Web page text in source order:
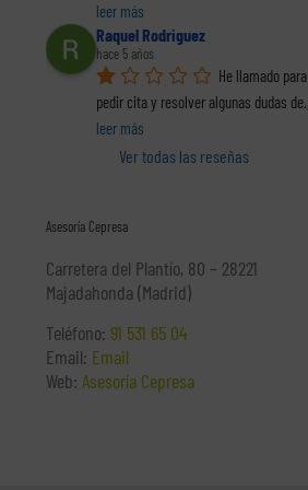
Los delitos fiscales
leer más
Raquel Rodriguez
hace 5 años
He llamado para
pedir cita y resolver algunas dudas de
leer más
Ver todas las reseñas
Asesoría Cepresa
Carretera del Plantío, 80 – 28221
Majadahonda (Madrid)
Teléfono: 91 531 65 04
Email: Email
Web: Asesoría Cepresa